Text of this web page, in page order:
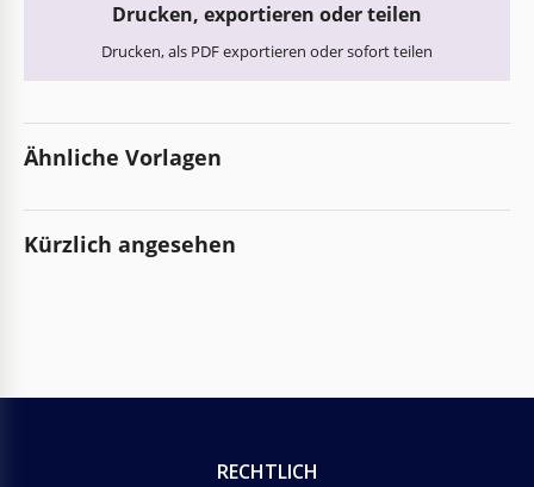
Drucken, exportieren oder teilen
Drucken, als PDF exportieren oder sofort teilen
Ähnliche Vorlagen
Kürzlich angesehen
RECHTLICH